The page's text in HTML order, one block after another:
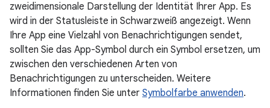
zweidimensionale Darstellung der Identität Ihrer App. Es
wird in der Statusleiste in Schwarzweiß angezeigt. Wenn
Ihre App eine Vielzahl von Benachrichtigungen sendet,
sollten Sie das App-Symbol durch ein Symbol ersetzen, um
zwischen den verschiedenen Arten von
Benachrichtigungen zu unterscheiden. Weitere
Informationen finden Sie unter Symbolfarbe anwenden.